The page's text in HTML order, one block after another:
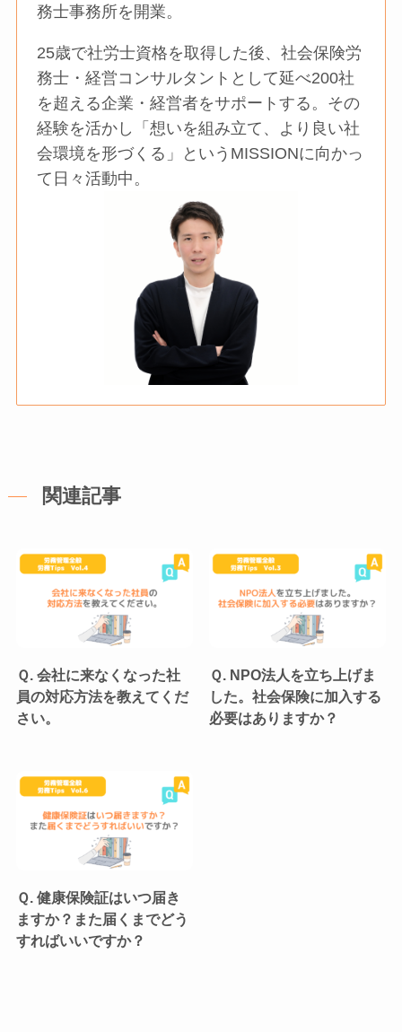
務士事務所を開業。
25歳で社労士資格を取得した後、社会保険労
務士・経営コンサルタントとして延べ200社
を超える企業・経営者をサポートする。その
経験を活かし「想いを組み立て、より良い社
会環境を形づくる」というMISSIONに向かっ
て日々活動中。
関連記事
Ｑ. 会社に来なくなった社
員の対応方法を教えてくだ
さい。
Ｑ. NPO法人を立ち上げま
した。社会保険に加入する
必要はありますか？
Ｑ. 健康保険証はいつ届き
ますか？また届くまでどう
すればいいですか？